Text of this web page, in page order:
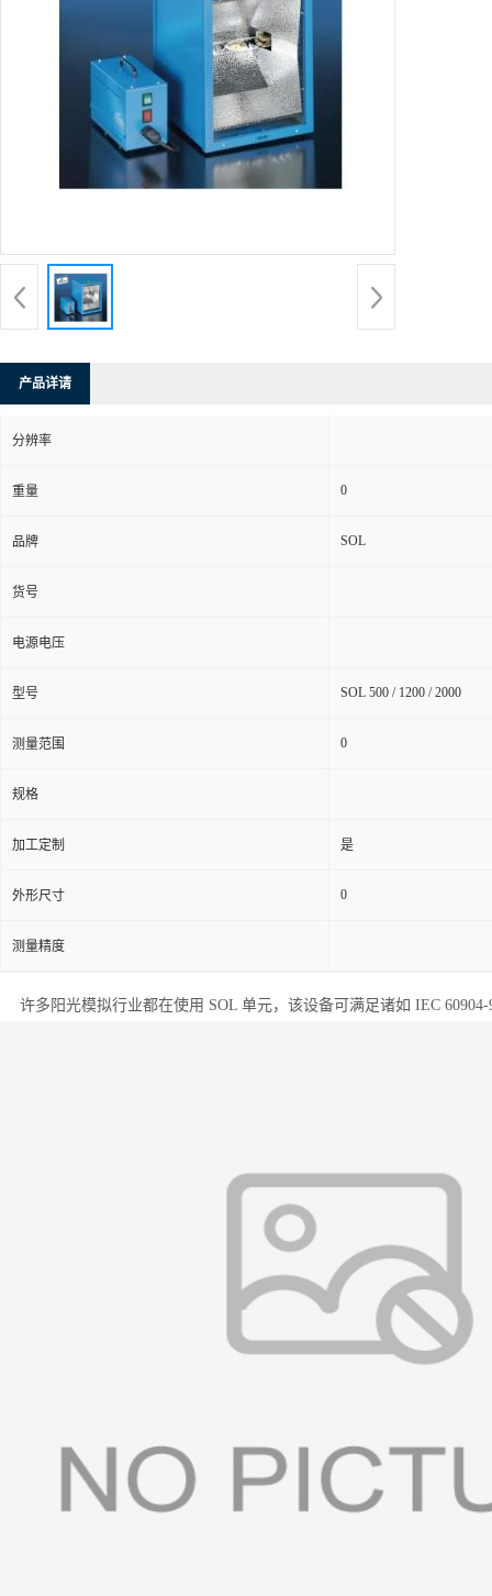
产品详请
分辨率
重量 0
品牌 SOL
货号
电源电压
型号 SOL 500 / 1200 / 2000
测量范围 0
规格
加工定制 是
外形尺寸 0
测量精度
许多阳光模拟行业都在使用 SOL 单元，该设备可满足诸如 IEC